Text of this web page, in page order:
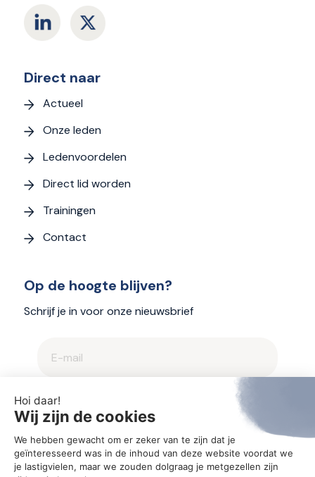
Direct naar
Actueel
Onze leden
Ledenvoordelen
Direct lid worden
Trainingen
Contact
Op de hoogte blijven?
Schrijf je in voor onze nieuwsbrief